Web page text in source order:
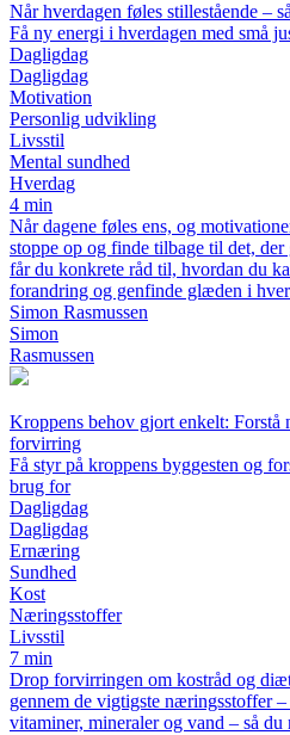
Når hverdagen føles stillestående –
Få ny energi i hverdagen med små
Dagligdag
Dagligdag
Motivation
Personlig udvikling
Livsstil
Mental sundhed
Hverdag
4 min
Når dagene føles ens, og
stoppe op og finde tilbage til det,
får du konkrete råd til, hvordan du
forandring og genfinde glæden i
Simon Rasmussen
Simon
Rasmussen
Kroppens behov gjort enkelt: Forstå
forvirring
Få styr på kroppens byggesten og
brug for
Dagligdag
Dagligdag
Ernæring
Sundhed
Kost
Næringsstoffer
Livsstil
7 min
Drop forvirringen om kostråd og
gennem de vigtigste næringsstoffer
vitaminer, mineraler og vand – så du